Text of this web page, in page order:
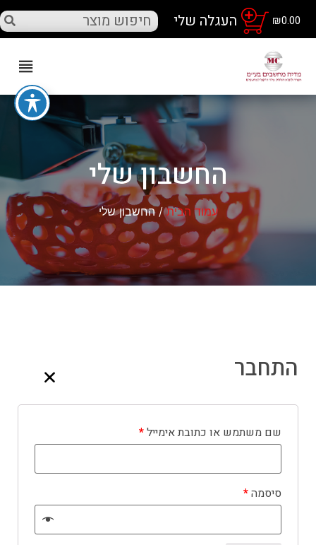
₪0.00
החשבון שלי
עמוד הבית/ החשבון שלי
התחבר
שם משתמש או כתובת אימייל*
סיסמה*